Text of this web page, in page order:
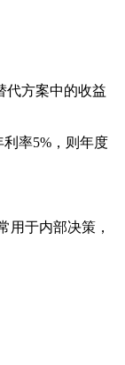
代方案中的收益
率5%，则年度
用于内部决策，